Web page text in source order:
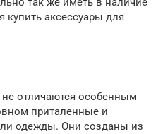
купить аксессуары для
отличаются особенным
приталенные и
одежды. Они созданы из